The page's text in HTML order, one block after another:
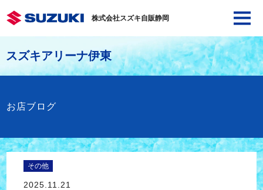
株式会社スズキ自販静岡
スズキアリーナ伊東
お店ブログ
その他
2025.11.21